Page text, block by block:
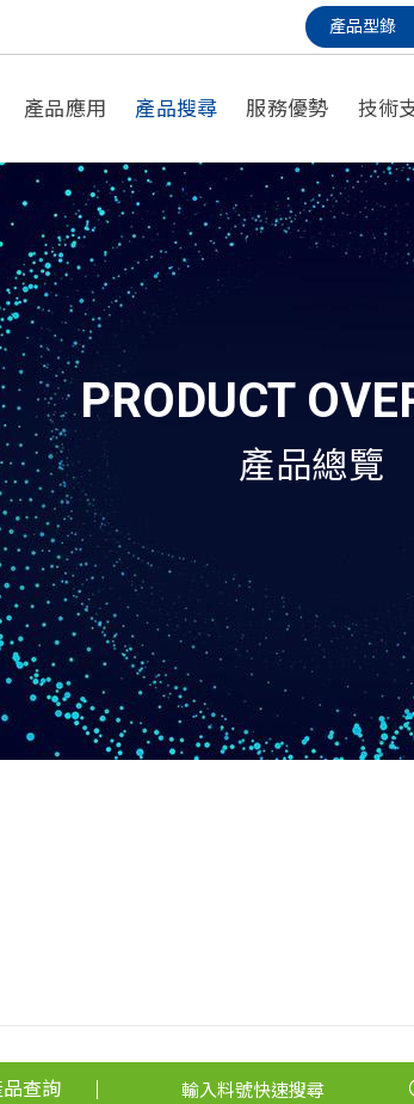
產品型錄
產品應用
以應用尋找
一般應用
數據中心/不間斷電源應用
動力電池 / 家用電動輔具
啟動應用
船舶/露營車多功能應用
產品搜尋 服務優勢 技術
PRODUCT
產品總覽
品查詢